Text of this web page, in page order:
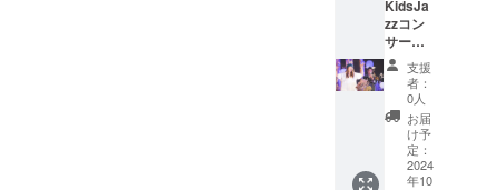
なでコ
ンサー
トを楽
しんで
ね！〇
〇よ
り」な
ど ＊支
援時、
必ず備
第、
URLを
メール
および
QRコー
ドと出
演者全
員のサ
イン入
り絵は
you」と
いう歌
詞をお
一人さ
ま分ず
つレ
コー
ディン
グいた
しま
ン、ト
ラン
ペッ
ト・・
・金管
楽器の
グルー
プでの
受講も
可能で
トリニ
ダー
ド・ト
バゴで
学び、
東京
フィル
ハーモ
ニー交
響楽団
とも共
KidsJa
zzコン
サート
出演
者！
ヴォー
カリス
ト百本
マイの
出前
ボイス
支援
者：
0人
お届
け予
定：
2024
年10